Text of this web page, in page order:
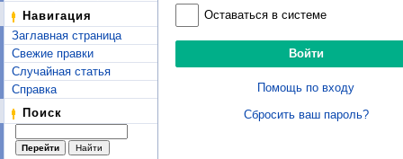
Навигация
Заглавная страница
Свежие правки
Случайная статья
Справка
Поиск
Оставаться в системе
Помощь по входу
Сбросить ваш пароль?